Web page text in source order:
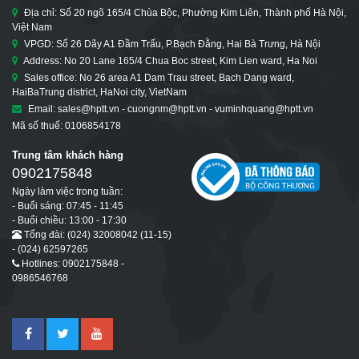
Địa chỉ: Số 20 ngõ 165/4 Chùa Bộc, Phường Kim Liên, Thành phố Hà Nội,
Việt Nam
VPGD: Số 26 Dãy A1 Đầm Trấu, P.Bạch Đằng, Hai Bà Trưng, Hà Nội
Address: No 20 Lane 165/4 Chua Boc street, Kim Lien ward, Ha Noi
Sales office: No 26 area A1 Dam Trau street, Bach Dang ward,
HaiBaTrung district, HaNoi city, VietNam
Email: sales@hptt.vn - cuongnm@hptt.vn - vuminhquang@hptt.vn
Mã số thuế: 0106854178
Trung tâm khách hàng
0902175848
Ngày làm việc trong tuần:
- Buổi sáng: 07:45 - 11:45
- Buổi chiều: 13:00 - 17:30
Tổng đài: (024) 32008042 (11-15)
- (024) 62597265
Hotlines: 0902175848 -
0986546768